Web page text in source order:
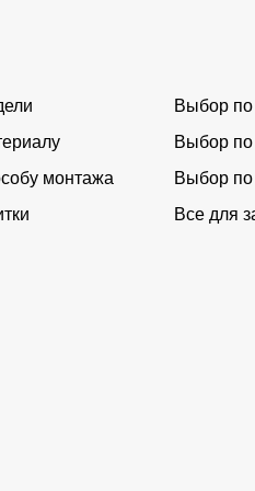
Выбор
Выбор по
монтажа
Выбор по
Все для